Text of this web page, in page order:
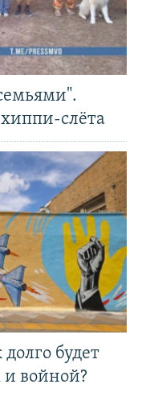
слёта
будет
войной?